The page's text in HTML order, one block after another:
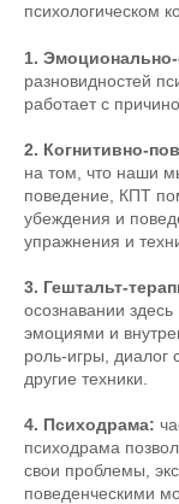
психологическом
1.
разновидностей
работает с
2. Когнитивно-
на том, что наши
поведение, КПТ
убеждения и
упражнения и
3. Гештальт-
осознавании
эмоциями и
роль-игры, диалог
другие техники.
4. Психодрама:
психодрама
свои проблемы,
поведенческими